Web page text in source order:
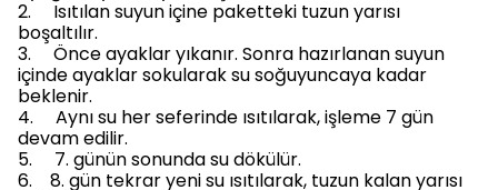
2.
Isıtılan suyun içine paketteki tuzun yarısı
boşaltılır.
3.
Önce ayaklar yıkanır. Sonra hazırlanan suyun
içinde ayaklar sokularak su soğuyuncaya kadar
beklenir.
4.
Aynı su her seferinde ısıtılarak, işleme 7 gün
devam edilir.
5.
7. günün sonunda su dökülür.
6. 8. gün tekrar yeni su ısıtılarak, tuzun kalan yarısı